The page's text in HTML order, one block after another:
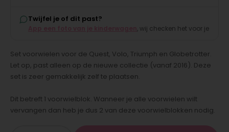
Twijfel je of dit past?
, wij checken het voor je
Set voorwielen voor de Quest, Volo, Triumph en Globetrotter.
Let op, past alleen op de nieuwe collectie (vanaf 2016). Deze
set is zeer gemakkelijk zelf te plaatsen.
Dit betreft 1 voorwielblok. Wanneer je alle voorwielen wilt
vervangen dan heb je dus 2 van deze voorwielblokken nodig.